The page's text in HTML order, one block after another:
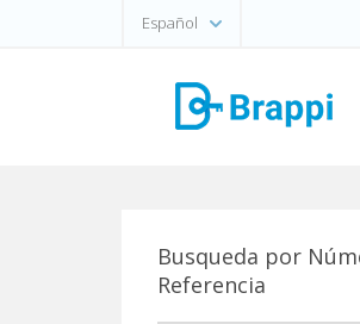
Español
Busqueda por
Referencia